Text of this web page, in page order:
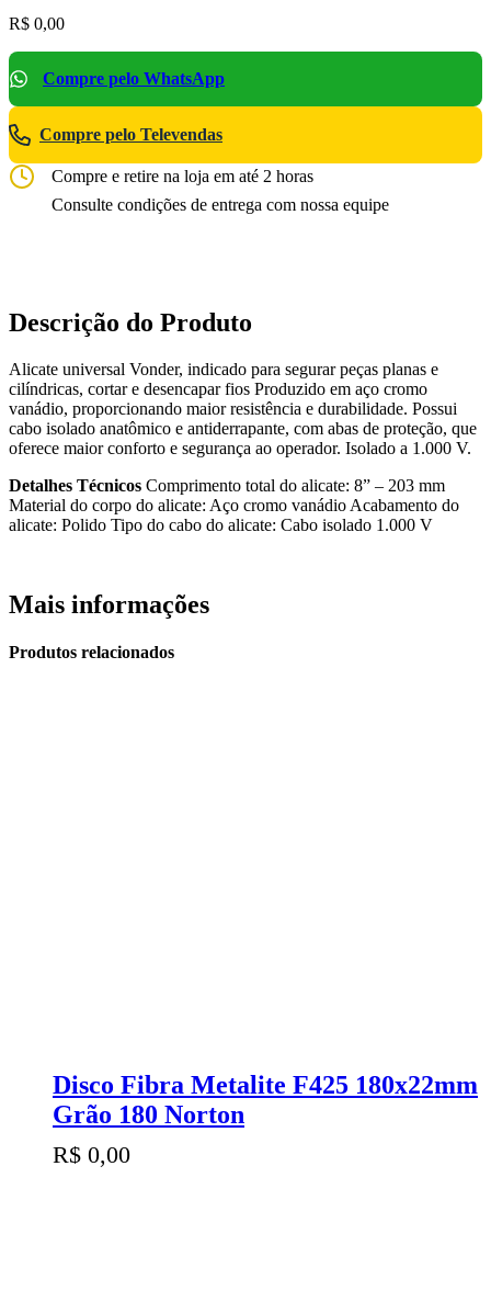
R$ 0,00
Compre pelo WhatsApp
Compre pelo Televendas
Compre e retire na loja em até 2 horas
Consulte condições de entrega com nossa equipe
Descrição do Produto
Alicate universal Vonder, indicado para segurar peças planas e
cilíndricas, cortar e desencapar fios Produzido em aço cromo
vanádio, proporcionando maior resistência e durabilidade. Possui
cabo isolado anatômico e antiderrapante, com abas de proteção, que
oferece maior conforto e segurança ao operador. Isolado a 1.000 V.
Detalhes Técnicos Comprimento total do alicate: 8” – 203 mm
Material do corpo do alicate: Aço cromo vanádio Acabamento do
alicate: Polido Tipo do cabo do alicate: Cabo isolado 1.000 V
Mais informações
Produtos relacionados
Disco Fibra Metalite F425 180x22mm
Grão 180 Norton
R$ 0,00